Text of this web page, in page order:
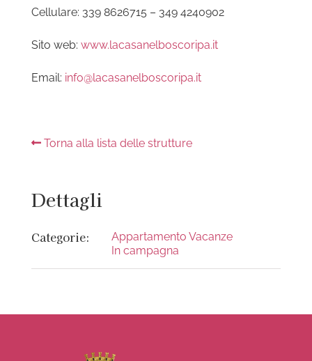
Cellulare: 339 8626715 – 349 4240902
Sito web: www.lacasanelboscoripa.it
Email: info@lacasanelboscoripa.it
Torna alla lista delle strutture
Dettagli
Categorie:
Appartamento Vacanze
In campagna